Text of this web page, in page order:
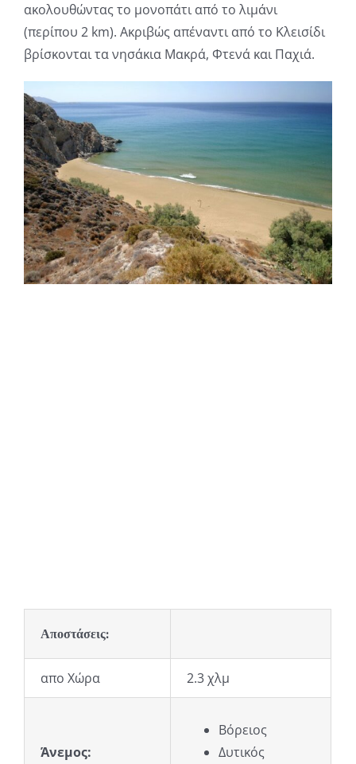
ακολουθώντας το μονοπάτι από το λιμάνι
(περίπου 2 km). Ακριβώς απέναντι από το Κλεισίδι
βρίσκονται τα νησάκια Μακρά, Φτενά και Παχιά.
Αποστάσεις:
απο Χώρα 2.3 χλμ
Άνεμος:
Βόρειος
Δυτικός